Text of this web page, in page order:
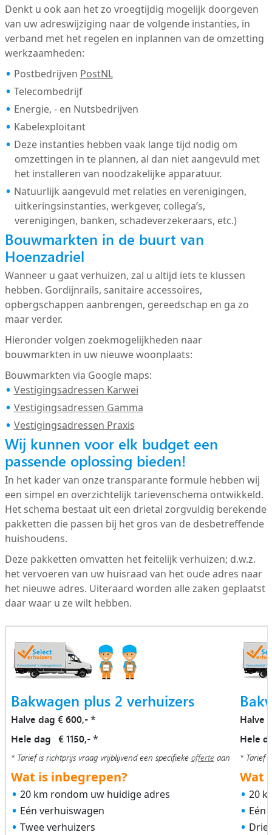
Denkt u ook aan het zo vroegtijdig mogelijk doorgeven
van uw adreswijziging naar de volgende instanties, in
verband met het regelen en inplannen van de omzetting
werkzaamheden:
Postbedrijven PostNL
Telecombedrijf
Energie, - en Nutsbedrijven
Kabelexploitant
Deze instanties hebben vaak lange tijd nodig om
omzettingen in te plannen, al dan niet aangevuld met
het installeren van noodzakelijke apparatuur.
Natuurlijk aangevuld met relaties en verenigingen,
uitkeringsinstanties, werkgever, collega’s,
verenigingen, banken, schadeverzekeraars, etc.)
Bouwmarkten in de buurt van
Hoenzadriel
Wanneer u gaat verhuizen, zal u altijd iets te klussen
hebben. Gordijnrails, sanitaire accessoires,
opbergschappen aanbrengen, gereedschap en ga zo
maar verder.
Hieronder volgen zoekmogelijkheden naar
bouwmarkten in uw nieuwe woonplaats:
Bouwmarkten via Google maps:
Vestigingsadressen Karwei
Vestigingsadressen Gamma
Vestigingsadressen Praxis
Wij kunnen voor elk budget een
passende oplossing bieden!
In het kader van onze transparante formule hebben wij
een simpel en overzichtelijk tarievenschema ontwikkeld.
Het schema bestaat uit een drietal zorgvuldig berekende
pakketten die passen bij het gros van de desbetreffende
huishoudens.
Deze pakketten omvatten het feitelijk verhuizen; d.w.z.
het vervoeren van uw huisraad van het oude adres naar
het nieuwe adres. Uiteraard worden alle zaken geplaatst
daar waar u ze wilt hebben.
Bakwagen plus 2 verhuizers
Halve dag € 600,-*
Hele dag € 1150,-*
* Tarief is richtprijs vraag vrijblijvend een specifieke offerteaan
Wat is inbegrepen?
20 km rondom uw huidige adres
Eén verhuiswagen
Twee verhuizers
Halve
Hele
* Tarief
Wat
20
Eén
Drie